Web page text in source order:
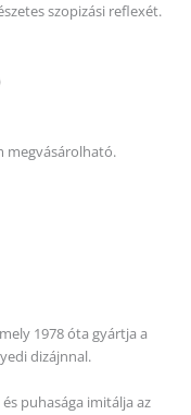
szopizási reflexét.
megvásárolható.
1978 óta gyártja a
dizájnnal.
puhasága imitálja az